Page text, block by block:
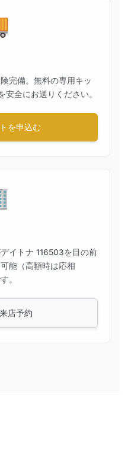
完備。無料の専用キッ
安全にお送りください。
を申込む
イトナ 116503を目の前
能（高額時は応相
。
店予約